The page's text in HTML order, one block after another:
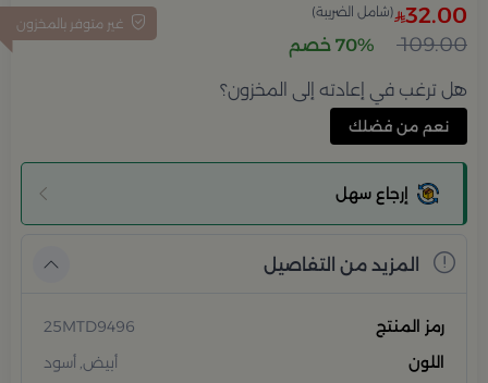
غير متوفر بالمخزون 32.00 (شامل الضريبة)
109.00 70% خصم
هل ترغب في إعادته إلى المخزون؟
نعم من فضلك
إرجاع سهل
المزيد من التفاصيل
رمز المنتج
25MTD9496
اللون
أبيض, أسود